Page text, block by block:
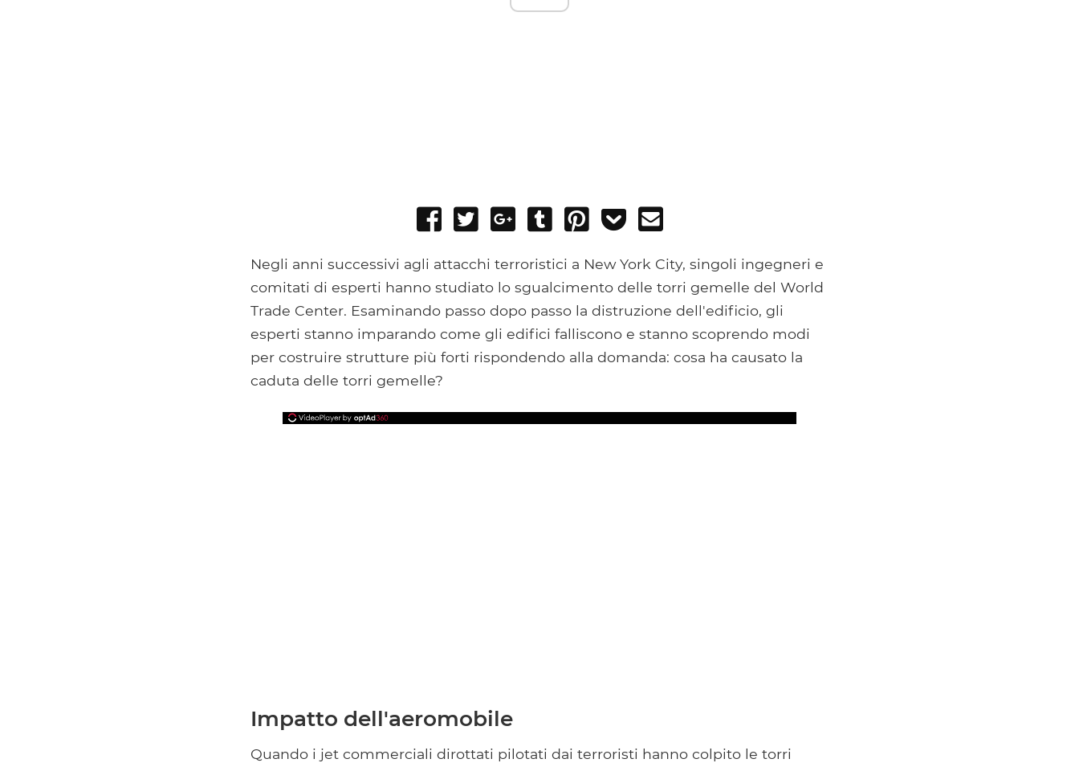
Share
Facebook
Tweet
Share
Google+
Post
Tumblr
Pin
Add
Pocket
Negli anni successivi agli attacchi terroristici a New York City, singoli ingegneri e
comitati di esperti hanno studiato lo sgualcimento delle torri gemelle del World
Trade Center. Esaminando passo dopo passo la distruzione dell'edificio, gli
esperti stanno imparando come gli edifici falliscono e stanno scoprendo modi
per costruire strutture più forti rispondendo alla domanda: cosa ha causato la
caduta delle torri gemelle?
Impatto dell'aeromobile
Quando i jet commerciali dirottati pilotati dai terroristi hanno colpito le torri